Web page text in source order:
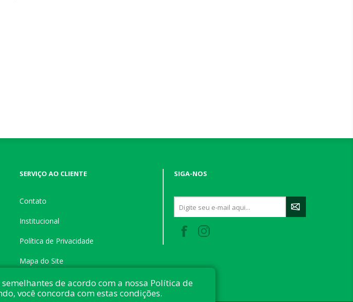
SERVIÇO AO CLIENTE
Contato
Institucional
Política de Privacidade
Mapa do Site
SIGA-NOS
de acordo com a nossa Política de
você concorda com estas condições.